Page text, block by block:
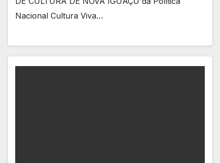
Nacional Cultura Viva…